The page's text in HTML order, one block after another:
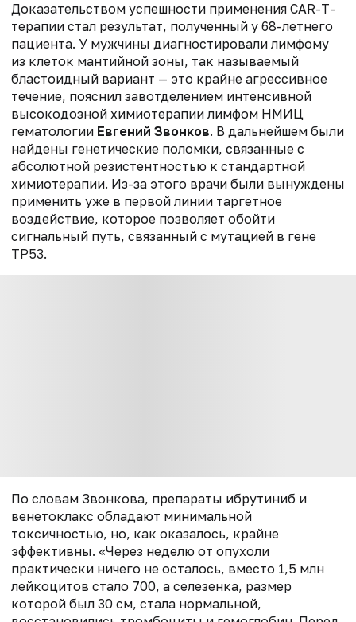
Доказательством успешности применения CAR-T-
терапии стал результат, полученный у 68-летнего
пациента. У мужчины диагностировали лимфому
из клеток мантийной зоны, так называемый
бластоидный вариант — это крайне агрессивное
течение, пояснил завотделением интенсивной
высокодозной химиотерапии лимфом НМИЦ
гематологии Евгений Звонков. В дальнейшем были
найдены генетические поломки, связанные с
абсолютной резистентностью к стандартной
химиотерапии. Из-за этого врачи были вынуждены
применить уже в первой линии таргетное
воздействие, которое позволяет обойти
сигнальный путь, связанный с мутацией в гене
ТР53.
По словам Звонкова, препараты ибрутиниб и
венетоклакс обладают минимальной
токсичностью, но, как оказалось, крайне
эффективны. «Через неделю от опухоли
практически ничего не осталось, вместо 1,5 млн
лейкоцитов стало 700, а селезенка, размер
которой был 30 см, стала нормальной,